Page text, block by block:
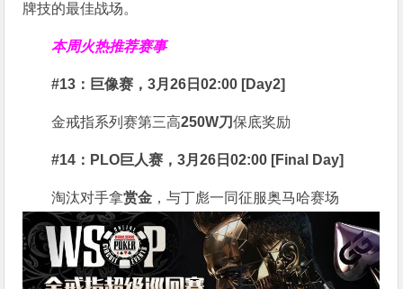
牌技的最佳战场。
本周火热推荐赛事
#13：巨像赛，3月26日02:00 [Day2]
金戒指系列赛第三高250W刀保底奖励
#14：PLO巨人赛，3月26日02:00 [Final Day]
淘汰对手拿赏金 ，与丁彪一同征服奥马哈赛场